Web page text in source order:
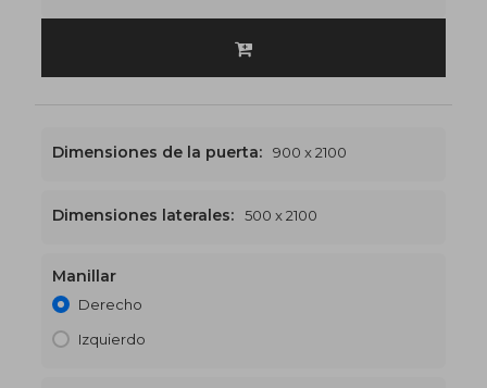
1400 x 2100
Dimensiones de la puerta: 900 x 2100
Dimensiones laterales: 500 x 2100
Manillar
Derecho
Izquierdo